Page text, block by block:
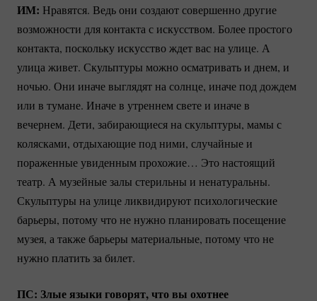
ИМ: Нравятся. Ведь они создают совершенно другие
возможности для контакта с искусством. Более простого
контакта, поскольку искусство ждет вас на улице. А
улица живет. Скульптуры можно осматривать и днем, и
ночью. Они иначе выглядят на солнце, иначе под дождем
или в тумане. Иначе в утреннем свете и иначе в
вечернем. Дети, забирающиеся на скульптуры, мамы с
колясками, отдыхающие под ними, случайные и
пораженные увиденным прохожие… Это настоящий
театр. А музейные залы стерильны и ненатуральны.
Скульптуры на улице ликвидируют психологические
барьеры, потому что не нужно планировать посещение
музея, а также барьеры материальные, потому что не
нужно платить за билет.
ПС: Злые языки говорят, что вы охотнее